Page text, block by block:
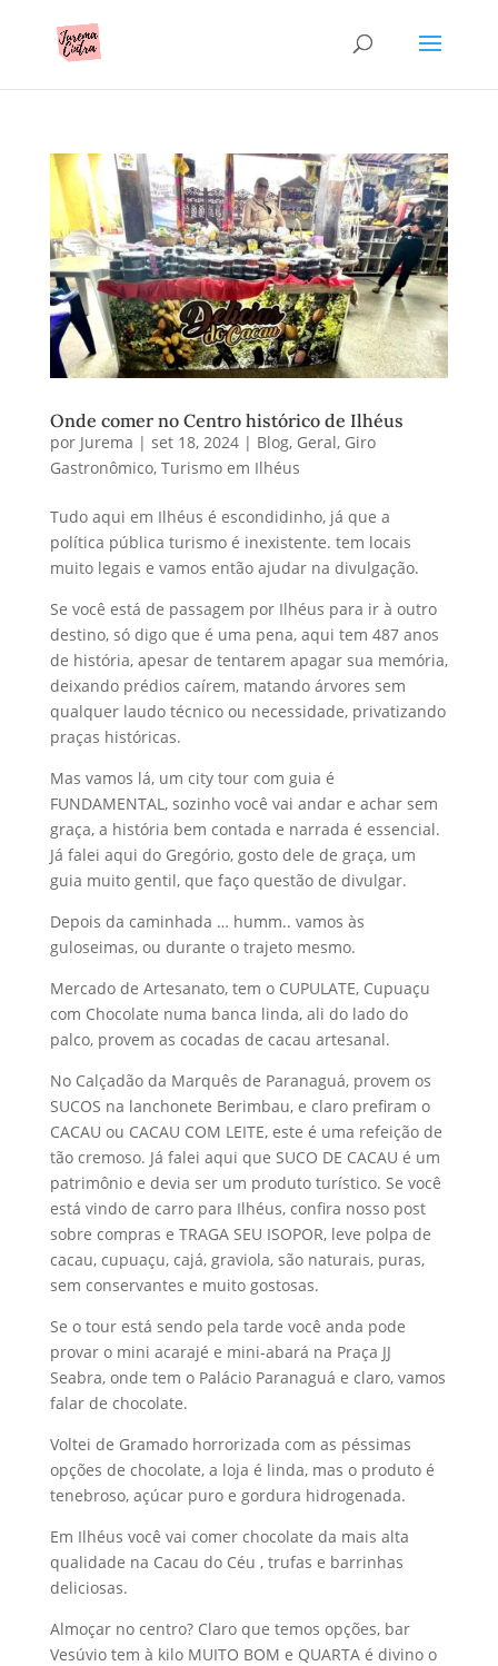
Onde comer no Centro histórico de Ilhéus
por Jurema | set 18, 2024| Blog, Geral, Giro
Gastronômico, Turismo em Ilhéus
Tudo aqui em Ilhéus é escondidinho, já que a
política pública turismo é inexistente. tem locais
muito legais e vamos então ajudar na divulgação.
Se você está de passagem por Ilhéus para ir à outro
destino, só digo que é uma pena, aqui tem 487 anos
de história, apesar de tentarem apagar sua memória,
deixando prédios caírem, matando árvores sem
qualquer laudo técnico ou necessidade, privatizando
praças históricas.
Mas vamos lá, um city tour com guia é
FUNDAMENTAL, sozinho você vai andar e achar sem
graça, a história bem contada e narrada é essencial.
Já falei aqui do Gregório, gosto dele de graça, um
guia muito gentil, que faço questão de divulgar.
Depois da caminhada … humm.. vamos às
guloseimas, ou durante o trajeto mesmo.
Mercado de Artesanato, tem o CUPULATE, Cupuaçu
com Chocolate numa banca linda, ali do lado do
palco, provem as cocadas de cacau artesanal.
No Calçadão da Marquês de Paranaguá, provem os
SUCOS na lanchonete Berimbau, e claro prefiram o
CACAU ou CACAU COM LEITE, este é uma refeição de
tão cremoso. Já falei aqui que SUCO DE CACAU é um
patrimônio e devia ser um produto turístico. Se você
está vindo de carro para Ilhéus, confira nosso post
sobre compras e TRAGA SEU ISOPOR, leve polpa de
cacau, cupuaçu, cajá, graviola, são naturais, puras,
sem conservantes e muito gostosas.
Se o tour está sendo pela tarde você anda pode
provar o mini acarajé e mini-abará na Praça JJ
Seabra, onde tem o Palácio Paranaguá e claro, vamos
falar de chocolate.
Voltei de Gramado horrorizada com as péssimas
opções de chocolate, a loja é linda, mas o produto é
tenebroso, açúcar puro e gordura hidrogenada.
Em Ilhéus você vai comer chocolate da mais alta
qualidade na Cacau do Céu , trufas e barrinhas
deliciosas.
Almoçar no centro? Claro que temos opções, bar
Vesúvio tem à kilo MUITO BOM e QUARTA é divino o